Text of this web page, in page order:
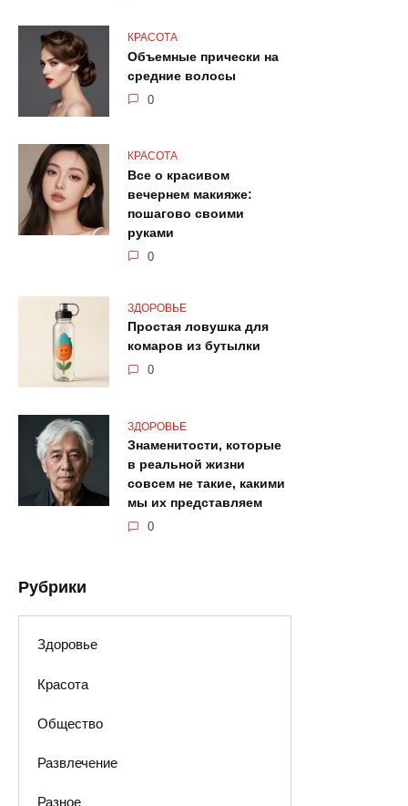
КРАСОТА
Объемные прически на
средние волосы
0
КРАСОТА
Все о красивом
вечернем макияже:
пошагово своими
руками
0
ЗДОРОВЬЕ
Простая ловушка для
комаров из бутылки
0
ЗДОРОВЬЕ
Знаменитости, которые
в реальной жизни
совсем не такие, какими
мы их представляем
0
Рубрики
Здоровье
Красота
Общество
Развлечение
Разное